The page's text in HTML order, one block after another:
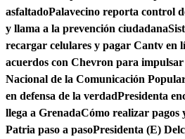
asfaltadoPalavecino reporta control
y llama a la prevención ciudadana
recargar celulares y pagar Cantv en
acuerdos con Chevron para
Nacional de la Comunicación
en defensa de la verdadPresidenta
llega a GrenadaCómo realizar pagos
Patria paso a pasoPresidenta (E)